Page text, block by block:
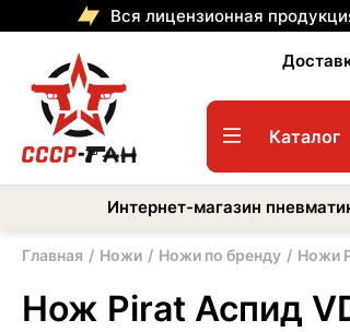
Вся лицензионная
Каталог
Интернет-магазин
Главная Ножи Ножи по бренду Ножи
Нож Pirat Аспид